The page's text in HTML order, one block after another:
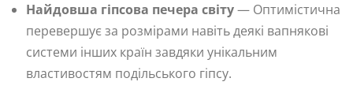
Найдовша гіпсова печера світу— Оптимістична
перевершує за розмірами навіть деякі вапнякові
системи інших країн завдяки унікальним
властивостям подільського гіпсу.